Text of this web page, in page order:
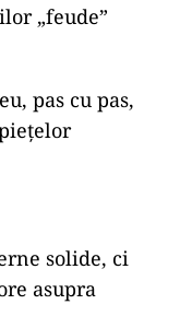
„feude”
pas cu pas,
solide, ci
asupra